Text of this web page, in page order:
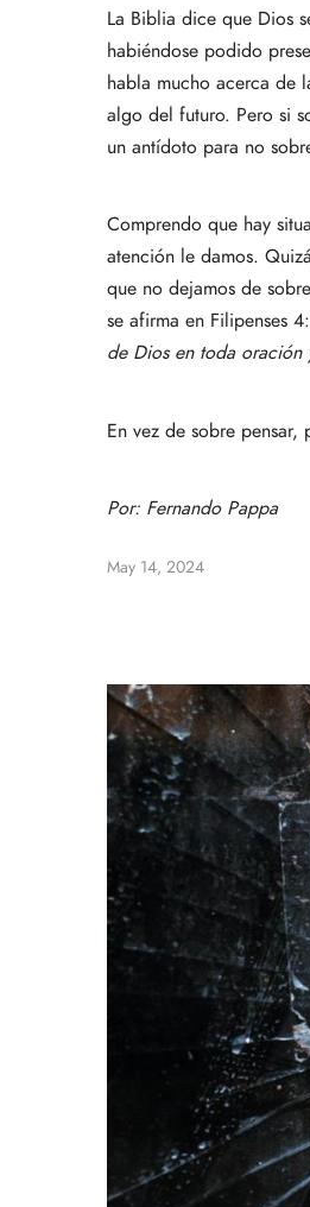
La Biblia dice que Dios
habiéndose podido
habla mucho acerca de
algo del futuro. Pero si
un antídoto para no
Comprendo que hay
atención le damos.
que no dejamos de
se afirma en Filipenses
de Dios en toda
En vez de sobre
Por: Fernando Pappa
May 14, 2024